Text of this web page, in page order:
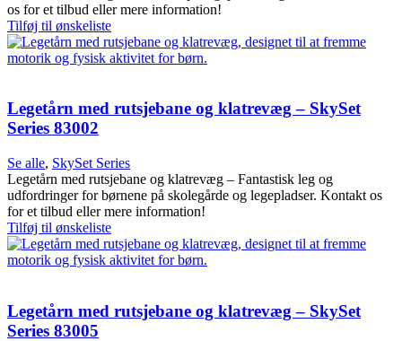
os for et tilbud eller mere information!
Tilføj til ønskeliste
Legetårn med rutsjebane og klatrevæg – SkySet
Series 83002
Se alle, SkySet Series
Legetårn med rutsjebane og klatrevæg – Fantastisk leg og
udfordringer for børnene på skolegårde og legepladser. Kontakt os
for et tilbud eller mere information!
Tilføj til ønskeliste
Legetårn med rutsjebane og klatrevæg – SkySet
Series 83005